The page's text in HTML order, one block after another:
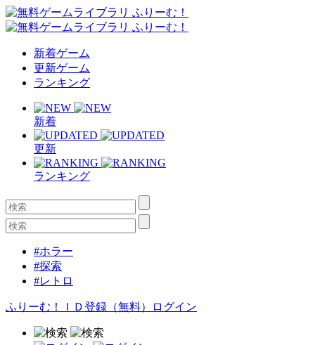
新着ゲーム
更新ゲーム
ランキング
新着
更新
ランキング
#ホラー
#探索
#レトロ
ふりーむ！ＩＤ登録（無料） ログイン